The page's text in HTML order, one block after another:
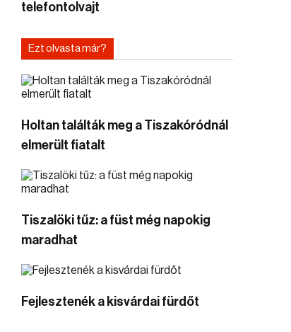
telefontolvajt
Ezt olvasta már?
Holtan találták meg a Tiszakóródnál
elmerült fiatalt
Tiszalöki tűz: a füst még napokig
maradhat
Fejlesztenék a kisvárdai fürdőt